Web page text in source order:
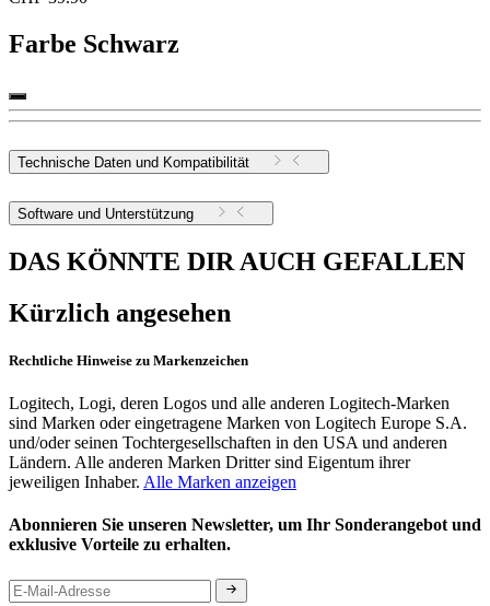
Farbe Schwarz
Technische Daten und Kompatibilität
Software und Unterstützung
DAS KÖNNTE DIR AUCH GEFALLEN
Kürzlich angesehen
Rechtliche Hinweise zu Markenzeichen
Logitech, Logi, deren Logos und alle anderen Logitech-Marken
sind Marken oder eingetragene Marken von Logitech Europe S.A.
und/oder seinen Tochtergesellschaften in den USA und anderen
Ländern. Alle anderen Marken Dritter sind Eigentum ihrer
jeweiligen Inhaber. Alle Marken anzeigen
Abonnieren Sie unseren Newsletter, um Ihr Sonderangebot und
exklusive Vorteile zu erhalten.